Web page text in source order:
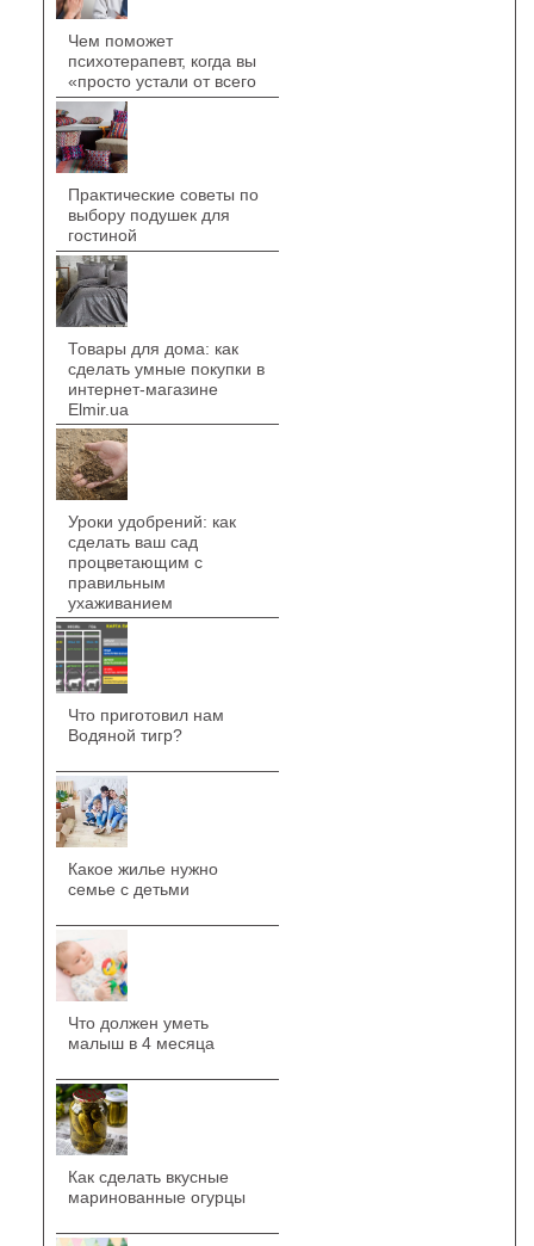
Чем поможет
психотерапевт, когда вы
«просто устали от всего
Практические советы по
выбору подушек для
гостиной
Товары для дома: как
сделать умные покупки в
интернет-магазине
Elmir.ua
Уроки удобрений: как
сделать ваш сад
процветающим с
правильным
ухаживанием
Что приготовил нам
Водяной тигр?
Какое жилье нужно
семье с детьми
Что должен уметь
малыш в 4 месяца
Как сделать вкусные
маринованные огурцы